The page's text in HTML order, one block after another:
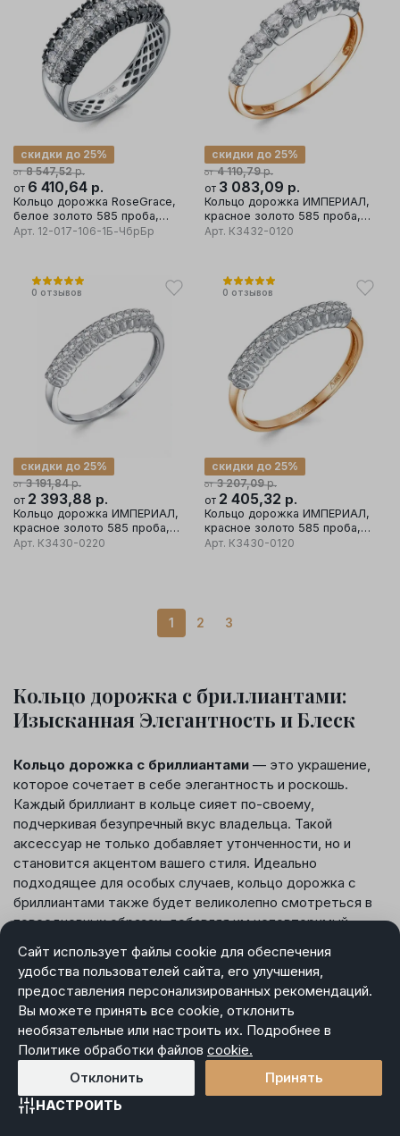
от 8 547,52р.
скидки до 25%
от 6 410,64 р.
Кольцо дорожка RoseGrace,
белое золото 585 проба,
вставка бриллиант
Арт. 12-017-106-1Б-ЧбрБр
от 4 110,79р.
скидки до 25%
от 3 083,09 р.
Кольцо дорожка ИМПЕРИАЛ,
красное золото 585 проба,
вставка бриллиант
Арт. К3432-0120
0 отзывов
от 3 191,84р.
скидки до 25%
от 2 393,88 р.
Кольцо дорожка ИМПЕРИАЛ,
красное золото 585 проба,
вставка бриллиант
Арт. К3430-0220
0 отзывов
от 3 207,09р.
скидки до 25%
от 2 405,32 р.
Кольцо дорожка ИМПЕРИАЛ,
красное золото 585 проба,
вставка бриллиант
Арт. К3430-0120
1 2 3
Кольцо дорожка с бриллиантами:
Изысканная Элегантность и Блеск
Кольцо дорожка с бриллиантами — это украшение,
которое сочетает в себе элегантность и роскошь.
Каждый бриллиант в кольце сияет по-своему,
подчеркивая безупречный вкус владельца. Такой
аксессуар не только добавляет утонченности, но и
становится акцентом вашего стиля. Идеально
подходящее для особых случаев, кольцо дорожка с
бриллиантами также будет великолепно смотреться в
повседневных образах, добавляя им неповторимый
Почему стоит выбрать кольцо
дорожку с бриллиантами?
Бриллианты — это символ вечной красоты, ценности и
элегантности. Кольцо дорожка с бриллиантами придает
любому образу утонченную роскошь и великолепие.
Драгоценные камни, аккуратно размещенные в дорожку,
Сайт использует файлы cookie для обеспечения
удобства пользователей сайта, его улучшения,
предоставления персонализированных рекомендаций.
Вы можете принять все cookie, отклонить
необязательные или настроить их. Подробнее в
Политике обработки файлов cookie.
НАСТРОИТЬ
Отклонить Принять